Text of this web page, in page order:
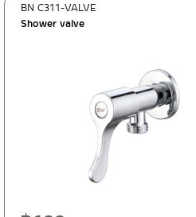
New Arrival สินค้าใหม่ ปี 2026
Shower valve
BN C311-VALVE